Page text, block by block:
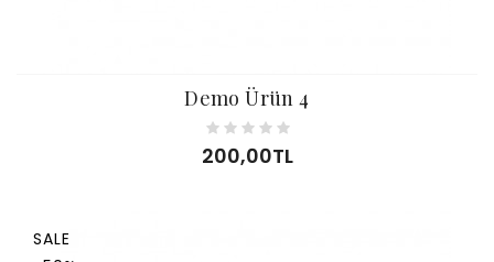
Demo Ürün 4
200,00TL
SALE